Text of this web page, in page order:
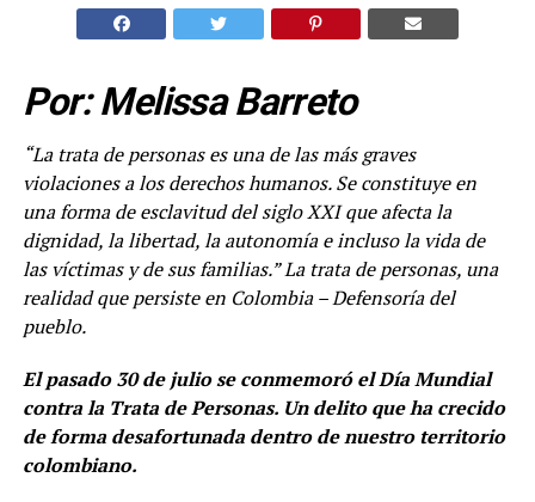
Por: Melissa Barreto
“La trata de personas es una de las más graves
violaciones a los derechos humanos. Se constituye en
una forma de esclavitud del siglo XXI que afecta la
dignidad, la libertad, la autonomía e incluso la vida de
las víctimas y de sus familias.” La trata de personas, una
realidad que persiste en Colombia– Defensoría del
pueblo.
El pasado 30 de julio se conmemoró el Día Mundial
contra la Trata de Personas. Un delito que ha crecido
de forma desafortunada dentro de nuestro territorio
colombiano.